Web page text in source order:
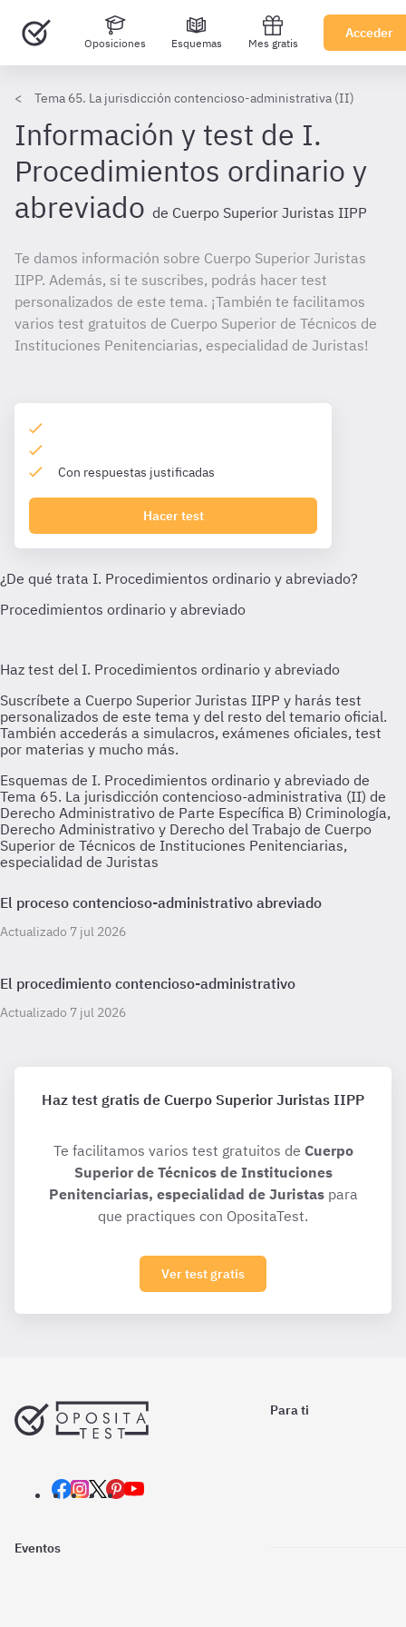
Oposiciones Esquemas Mes gratis
Acceder
Tema 65. La jurisdicción contencioso-administrativa (II)
Información y test de I.
Procedimientos ordinario y
abreviado de Cuerpo Superior Juristas IIPP
Te damos información sobre Cuerpo Superior Juristas
IIPP. Además, si te suscribes, podrás hacer test
personalizados de este tema. ¡También te facilitamos
varios test gratuitos de Cuerpo Superior de Técnicos de
Instituciones Penitenciarias, especialidad de Juristas!
Con respuestas justificadas
Hacer test
Esquemas de I. Procedimientos ordinario y abreviado de
Tema 65. La jurisdicción contencioso-administrativa (II) de
Derecho Administrativo de Parte Específica B) Criminología,
Derecho Administrativo y Derecho del Trabajo de Cuerpo
Superior de Técnicos de Instituciones Penitenciarias,
especialidad de Juristas
El proceso contencioso-administrativo abreviado
Actualizado 7 jul 2026
El procedimiento contencioso-administrativo
Actualizado 7 jul 2026
Haz test gratis de Cuerpo Superior Juristas IIPP
Te facilitamos varios test gratuitos de Cuerpo
Superior de Técnicos de Instituciones
Penitenciarias, especialidad de Juristaspara
que practiques con OpositaTest.
Ver test gratis
Para ti
Eventos